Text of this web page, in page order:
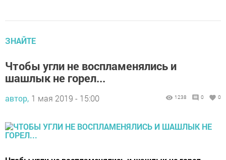
ЗНАЙТЕ
Чтобы угли не воспламенялись и
шашлык не горел...
автор, 1 мая 2019 - 15:00 1238 0 0